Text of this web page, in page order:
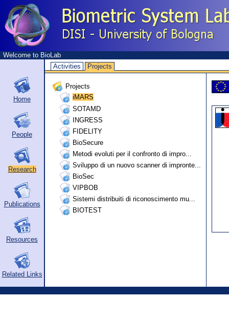
Welcome to BioLab
Activities
Projects
Home
People
Research
Publications
Resources
Related Links
Projects
iMARS
SOTAMD
INGRESS
FIDELITY
BioSecure
Metodi evoluti per il confronto di impro...
Sviluppo di un nuovo scanner di impronte...
BioSec
VIPBOB
Sistemi distribuiti di riconoscimento mu...
BIOTEST